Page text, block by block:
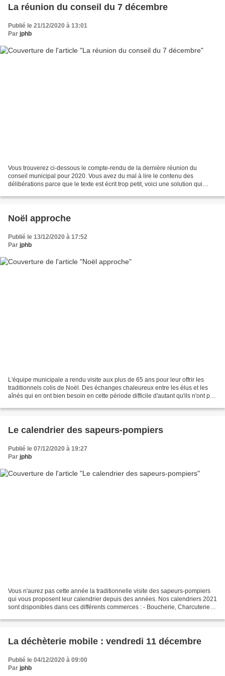
La réunion du conseil du 7 décembre
Publié le 21/12/2020 à 13:01
Par jphb
Vous trouverez ci-dessous le compte-rendu de la dernière réunion du
conseil municipal pour 2020. Vous avez du mal à lire le contenu des
délibérations parce que le texte est écrit trop petit, voici une solution qui
Noël approche
Publié le 13/12/2020 à 17:52
Par jphb
L'équipe municipale a rendu visite aux plus de 65 ans pour leur offrir les
traditionnels colis de Noël. Des échanges chaleureux entre les élus et les
aînés qui en ont bien besoin en cette période difficile d'autant qu'ils n'ont pas
Le calendrier des sapeurs-pompiers
Publié le 07/12/2020 à 19:27
Par jphb
Vous n'aurez pas cette année la traditionnelle visite des sapeurs-pompiers
qui vous proposent leur calendrier depuis des années. Nos calendriers 2021
sont disponibles dans ces différents commerces : - Boucherie, Charcuterie
La déchèterie mobile : vendredi 11 décembre
Publié le 04/12/2020 à 09:00
Par jphb